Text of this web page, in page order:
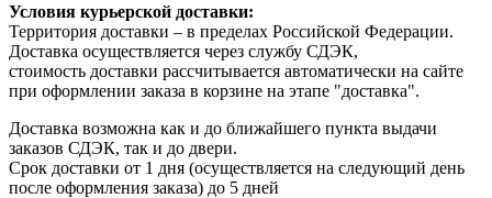
Условия курьерской доставки:
Территория доставки – в пределах Российской Федерации.
Доставка осуществляется через службу СДЭК,
стоимость доставки рассчитывается автоматически на сайте
при оформлении заказа в корзине на этапе "доставка".
Доставка возможна как и до ближайшего пункта выдачи
заказов СДЭК, так и до двери.
Срок доставки от 1 дня (осуществляется на следующий день
после оформления заказа) до 5 дней